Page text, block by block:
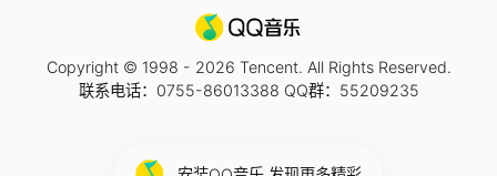
Copyright © 1998 - 2026 Tencent. All Rights Reserved.
联系电话：0755-86013388 QQ群：55209235